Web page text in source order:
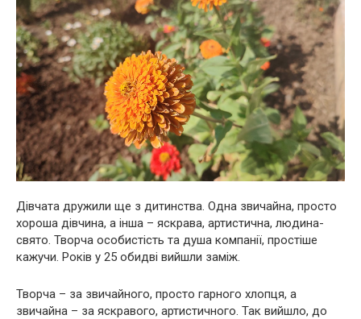
Дівчата дружили ще з дитинства. Одна звичайна, просто
хороша дівчина, а інша – яскрава, артистична, людина-
свято. Творча особистість та душа компанії, простіше
кажучи. Років у 25 обидві вийшли заміж.
Творча – за звичайного, просто гарного хлопця, а
звичайна – за яскравого, артистичного. Так вийшло, до